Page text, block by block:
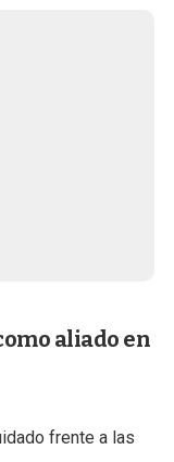
aliado en
frente a las